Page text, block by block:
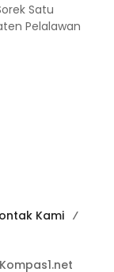
Satu
Pelalawan
Kami